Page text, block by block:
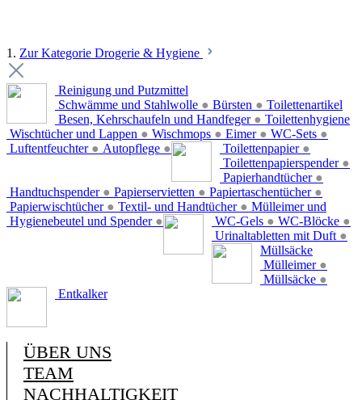
1. Zur Kategorie Drogerie & Hygiene
Reinigung und Putzmittel
Schwämme und Stahlwolle ● Bürsten ●
Besen, Kehrschaufeln und Handfeger ●
Wischtücher und Lappen ● Wischmops ● Eimer ● WC-Sets ●
Luftentfeuchter ● Autopflege ●
Toilettenartikel
Toilettenpapier ●
Toilettenpapierspender ●
Papierhandtücher ●
Handtuchspender ● Papierservietten ● Papiertaschentücher ●
Papierwischtücher ● Textil- und Handtücher ●
Hygienebeutel und Spender ●
Toilettenhygiene
WC-Gels ● WC-Blöcke ●
Urinaltabletten mit Duft ●
Mülleimer und
Müllsäcke
Mülleimer ●
Müllsäcke ●
Entkalker
ÜBER UNS
TEAM
NACHHALTIGKEIT